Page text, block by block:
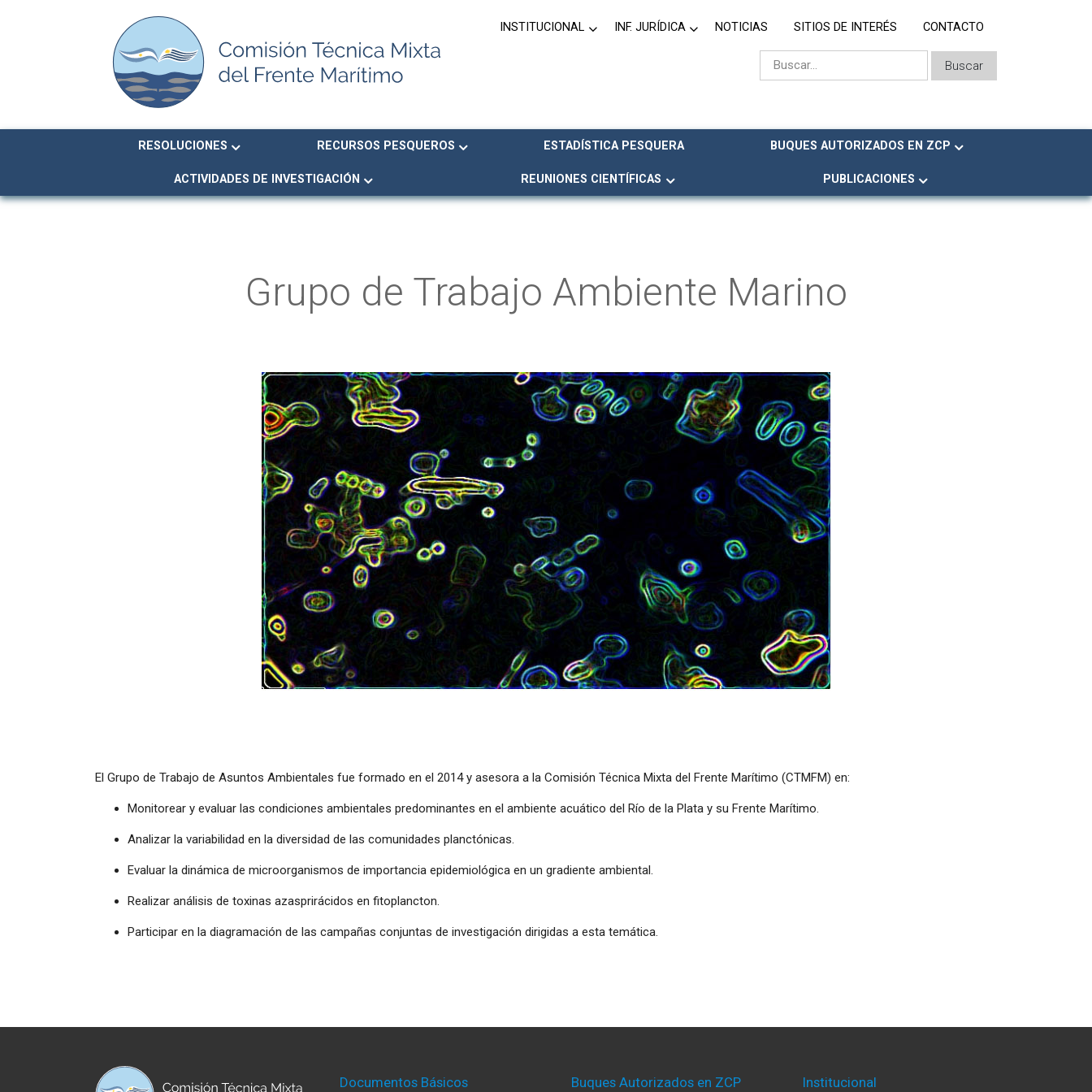
INSTITUCIONAL INF. JURÍDICA NOTICIAS SITIOS DE INTERÉS CONTACTO
RESOLUCIONES RECURSOS PESQUEROS ESTADÍSTICA PESQUERA BUQUES AUTORIZADOS EN ZCP
ACTIVIDADES DE INVESTIGACIÓN REUNIONES CIENTÍFICAS PUBLICACIONES
Grupo de Trabajo Ambiente Marino
El Grupo de Trabajo de Asuntos Ambientales fue formado en el 2014 y asesora a la Comisión Técnica Mixta del Frente Marítimo (CTMFM) en:
Monitorear y evaluar las condiciones ambientales predominantes en el ambiente acuático del Río de la Plata y su Frente Marítimo.
Analizar la variabilidad en la diversidad de las comunidades planctónicas.
Evaluar la dinámica de microorganismos de importancia epidemiológica en un gradiente ambiental.
Realizar análisis de toxinas azasprirácidos en fitoplancton.
Participar en la diagramación de las campañas conjuntas de investigación dirigidas a esta temática.
Documentos Básicos Buques Autorizados en ZCP Institucional